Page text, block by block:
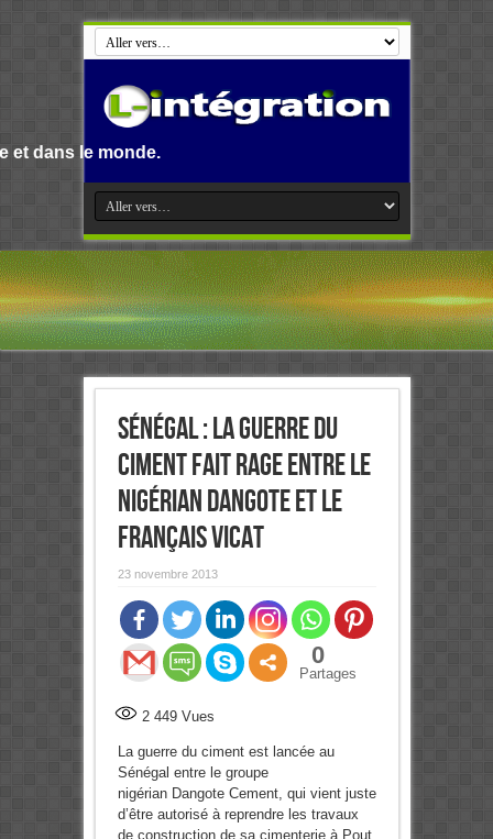
Sénégal : La guerre du
ciment fait rage entre le
Nigérian Dangote et le
Français Vicat
23 novembre 2013
0
Partages
2 449Vues
La guerre du ciment est lancée au
Sénégal entre le groupe
nigérian Dangote Cement, qui vient juste
d’être autorisé à reprendre les travaux
de construction de sa cimenterie à Pout